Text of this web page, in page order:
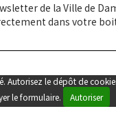
de la Ville de
dans votre
Autorisez le dépôt de
le formulaire.
Autoriser